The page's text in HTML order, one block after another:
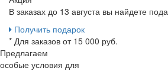
В заказах до 13 августа вы найдете
Получить подарок
* Для заказов от 15 000 руб.
Предлагаем
особые условия для